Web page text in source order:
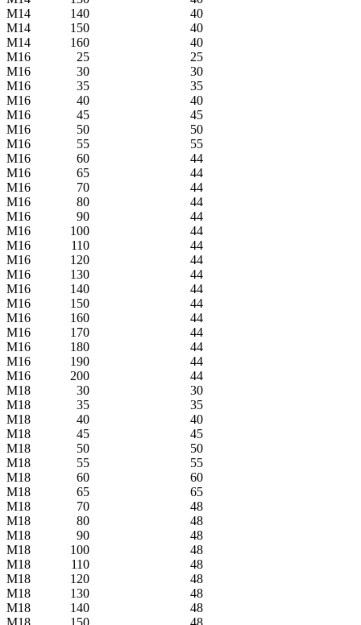
М14
140
40
М14
150
40
М14
160
40
M16
25
25
M16
30
30
M16
35
35
M16
40
40
M16
45
45
M16
50
50
M16
55
55
M16
60
44
M16
65
44
M16
70
44
M16
80
44
M16
90
44
M16
100
44
M16
110
44
M16
120
44
M16
130
44
M16
140
44
M16
150
44
M16
160
44
M16
170
44
M16
180
44
M16
190
44
M16
200
44
M18
30
30
M18
35
35
M18
40
40
M18
45
45
M18
50
50
M18
55
55
M18
60
60
M18
65
65
M18
70
48
M18
80
48
M18
90
48
M18
100
48
M18
110
48
M18
120
48
M18
130
48
M18
140
48
M18
150
48